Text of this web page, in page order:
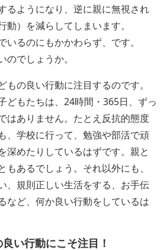
るようになり、逆に親に無視され
動）を減らしてしまいます。
いるのにもかかわらず、です。
でしょうか。
もの良い行動に注目するのです。
どもたちは、24時間・365日、ずっ
はありません。たとえ反抗的態度
、学校に行って、勉強や部活で頑
深めたりしているはずです。親と
もあるでしょう。それ以外にも、
、規則正しい生活をする、お手伝
など、何か良い行動をしているは
良い行動にこそ注目！